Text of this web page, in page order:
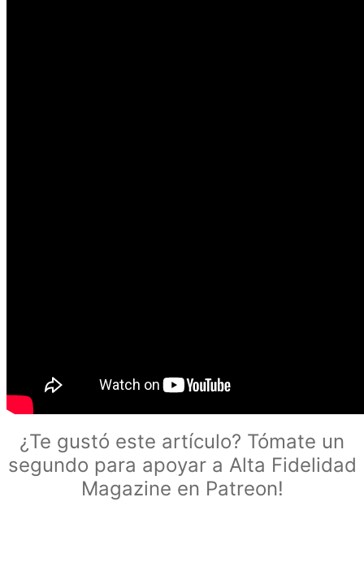
¿Te gustó este artículo? Tómate un
segundo para apoyar a Alta Fidelidad
Magazine en Patreon!